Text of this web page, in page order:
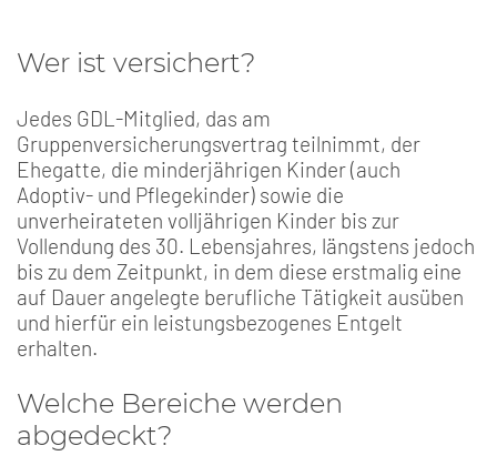
Wer ist versichert?
Jedes GDL-Mitglied, das am
Gruppenversicherungsvertrag teilnimmt, der
Ehegatte, die minderjährigen Kinder (auch
Adoptiv- und Pflegekinder) sowie die
unverheirateten volljährigen Kinder bis zur
Vollendung des 30. Lebensjahres, längstens jedoch
bis zu dem Zeitpunkt, in dem diese erstmalig eine
auf Dauer angelegte berufliche Tätigkeit ausüben
und hierfür ein leistungsbezogenes Entgelt
erhalten.
Welche Bereiche werden
abgedeckt?